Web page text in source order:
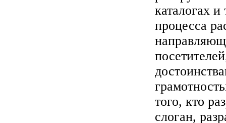
каталогах
процесса
того, кто
слоган,